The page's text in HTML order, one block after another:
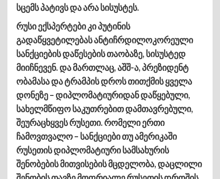
სცემს პატივს და არა სისუსტეს.
რუსი ექსპერტები კი პუტინის
გადაწყვეტილებას ანტიჩრდილოკორეული
სანქციების დაწესების თაობაზე, სისუსტედ
მიიჩნევენ. და მართლაც, აშშ-ა, პრეზიდენტ
ობამასა და ტრამპის დროს თითქმის ყველა
დონეზე – დიპლომატიურიდან დაწყებული,
სახელმწიფო საკუთრებით დამთავრებული,
შეურაცხყვეს რუსეთი. რომელი ერთი
ჩამოვთვალო – სანქციები თუ ამერიკაში
რუსეთის დიპლომატიური სამსახურის
შენობების მითვისების მცდელობა, დაცლილი